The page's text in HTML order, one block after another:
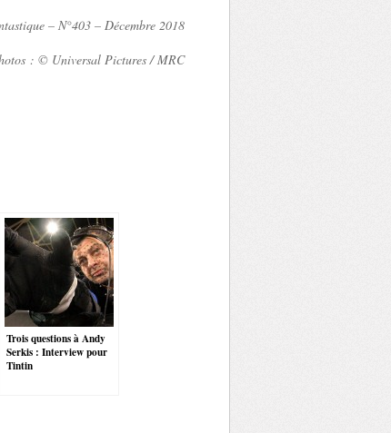
– N°403 – Décembre 2018
: © Universal Pictures / MRC
Trois questions à Andy
Serkis : Interview pour
Tintin